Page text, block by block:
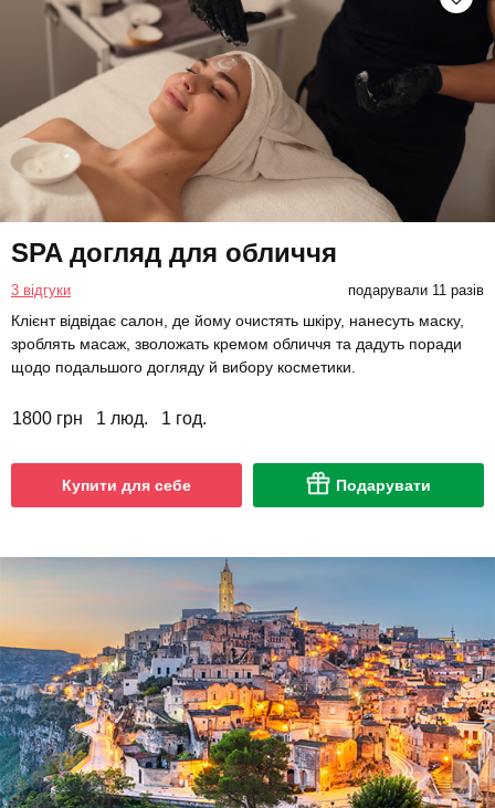
SPA догляд для обличчя
3 відгуки подарували 11 разів
Клієнт відвідає салон, де йому очистять шкіру, нанесуть маску,
зроблять масаж, зволожать кремом обличчя та дадуть поради
щодо подальшого догляду й вибору косметики.
1800 грн 1 люд. 1 год.
Купити для себе Подарувати